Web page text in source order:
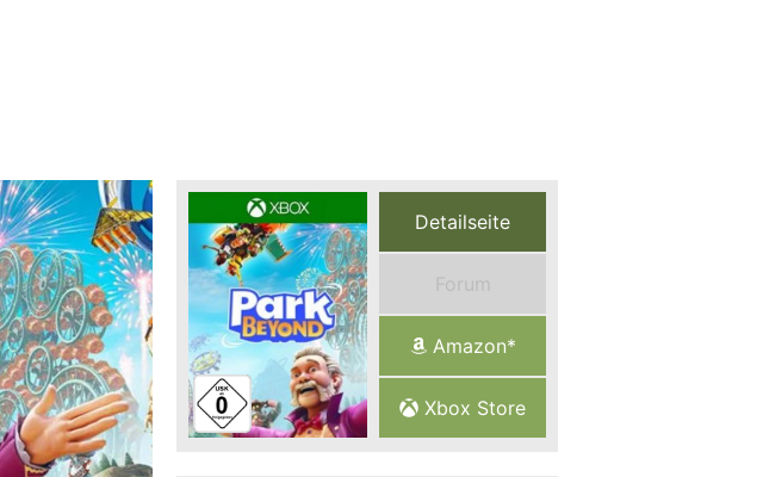
Detailseite
Forum
Amazon*
Xbox Store